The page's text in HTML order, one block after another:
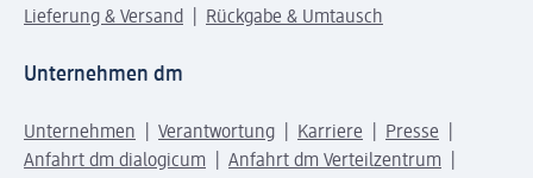
Lieferung & Versand
Rückgabe & Umtausch
Unternehmen dm
Unternehmen Verantwortung Karriere
Presse
Anfahrt dm dialogicum
Anfahrt dm Verteilzentrum